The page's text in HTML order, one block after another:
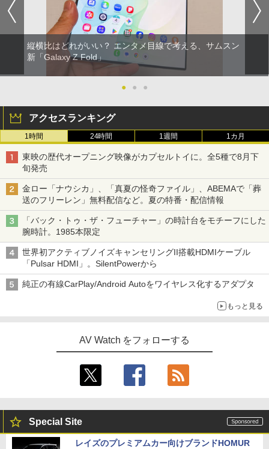
縦横比はどれがいい？ エンタメ目線で考える、サムスン
新「Galaxy Z Fold」
● ● ●
アクセスランキング
1時間 24時間 1週間 1カ月
東映の歴代オープニング映像がカプセルトイに。全5種で8月下
旬発売
金ロー「ナウシカ」、「真夏の怪奇ファイル」、ABEMAで「葬
送のフリーレン」無料配信など。夏の特番・配信情報
「バック・トゥ・ザ・フューチャー」の時計台をモチーフにした
腕時計。1985本限定
世界初アクティブノイズキャンセリングII搭載HDMIケーブル
「Pulsar HDMI」。SilentPowerから
純正の有線CarPlay/Android Autoをワイヤレス化するアダプタ
もっと見る
AV Watch をフォローする
Special Site
レイズのプレミアムカー向けブランドHOMUR